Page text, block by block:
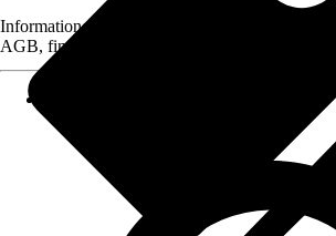
Informationen des Verkäufers, wie z. B.
AGB, finden Sie bei Klick auf den